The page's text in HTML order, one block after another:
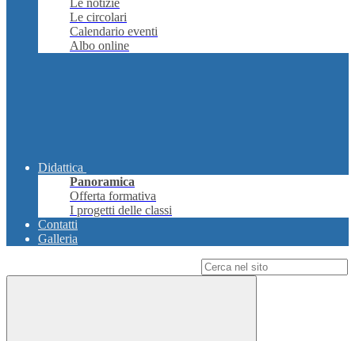
Le notizie
Le circolari
Calendario eventi
Albo online
Didattica
Panoramica
Offerta formativa
I progetti delle classi
Contatti
Galleria